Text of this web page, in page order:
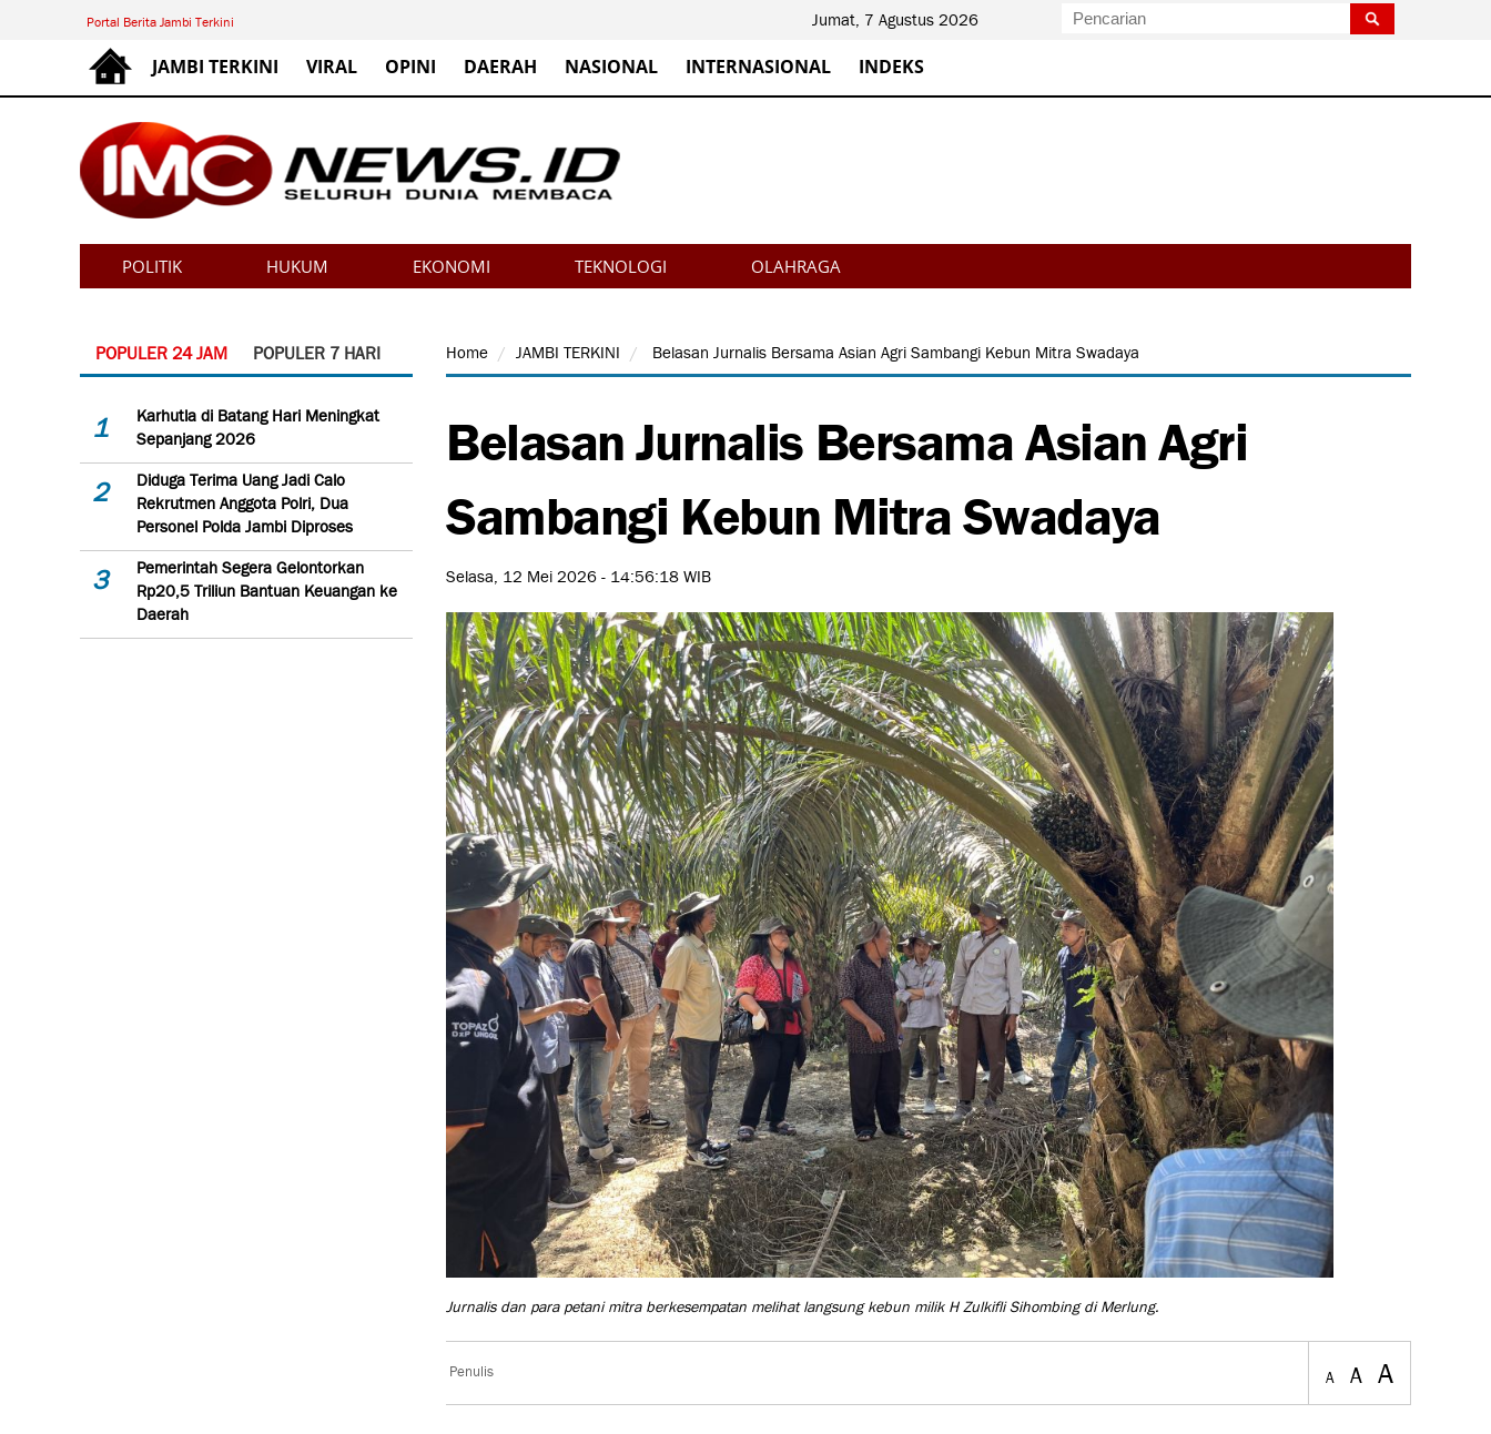
Portal Berita Jambi Terkini Jumat, 7 Agustus 2026
JAMBI TERKINI VIRAL OPINI DAERAH NASIONAL INTERNASIONAL INDEKS
POLITIK HUKUM EKONOMI TEKNOLOGI OLAHRAGA
POPULER 24 JAM POPULER 7 HARI
1
Karhutla di Batang Hari Meningkat
Sepanjang 2026
2
Diduga Terima Uang Jadi Calo
Rekrutmen Anggota Polri, Dua
Personel Polda Jambi Diproses
3
Pemerintah Segera Gelontorkan
Rp20,5 Triliun Bantuan Keuangan ke
Daerah
Home JAMBI TERKINI Belasan Jurnalis Bersama Asian Agri Sambangi Kebun Mitra Swadaya
Belasan Jurnalis Bersama Asian Agri
Sambangi Kebun Mitra Swadaya
Selasa, 12 Mei 2026 - 14:56:18 WIB
Jurnalis dan para petani mitra berkesempatan melihat langsung kebun milik H Zulkifli Sihombing di Merlung.
Penulis A A A